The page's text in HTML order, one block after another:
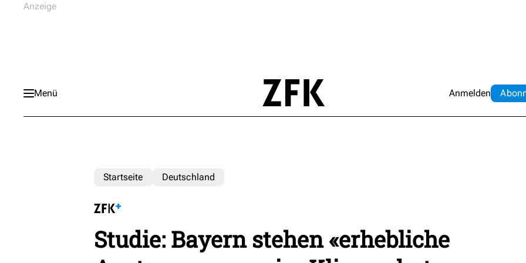
Menü Anmelden Abo
Startseite Deutschland
Studie: Bayern stehen «erhebliche